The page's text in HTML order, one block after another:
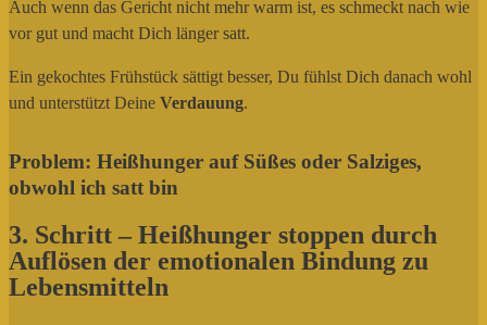
Auch wenn das Gericht nicht mehr warm ist, es schmeckt nach wie
vor gut und macht Dich länger satt.
Ein gekochtes Frühstück sättigt besser, Du fühlst Dich danach wohl
und unterstützt Deine Verdauung.
Problem: Heißhunger auf Süßes oder Salziges,
obwohl ich satt bin
3. Schritt – Heißhunger stoppen durch
Auflösen der emotionalen Bindung zu
Lebensmitteln